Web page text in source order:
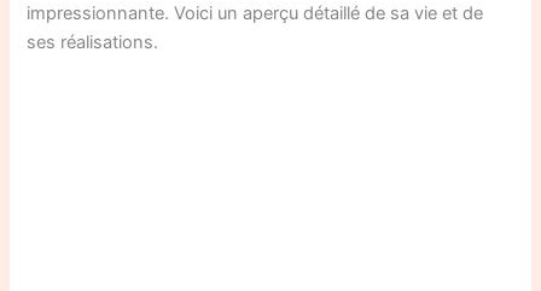
impressionnante. Voici un aperçu détaillé de sa vie et de
ses réalisations.